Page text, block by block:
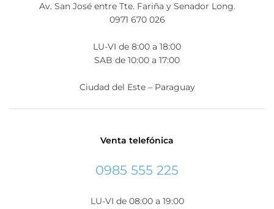
Av. San José entre Tte. Fariña y Senador Long.
0971 670 026
LU-VI de 8:00 a 18:00
SAB de 10:00 a 17:00
Ciudad del Este – Paraguay
Venta telefónica
0985 555 225
LU-VI de 08:00 a 19:00